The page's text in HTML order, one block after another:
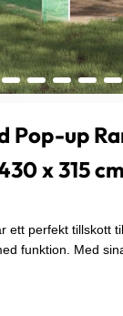
Pop-up
x 315
ett perfekt tillskott
funktion. Med